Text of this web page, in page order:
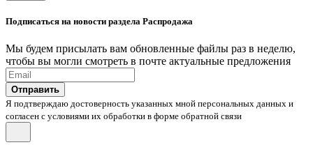
Подписаться на новости раздела Распродажа
Мы будем присылать вам обновленные файлы раз в неделю,
чтобы вы могли смотреть в почте актуальные предложения
Отправить
Я подтверждаю достоверность указанных мной персональных данных и
согласен с условиями их обработки в форме обратной связи